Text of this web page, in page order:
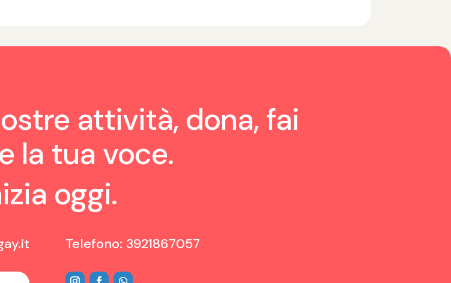
attività, dona, fai
la tua voce.
oggi.
Telefono: 3921867057